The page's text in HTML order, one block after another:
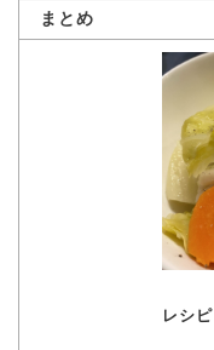
まとめ
レシピ